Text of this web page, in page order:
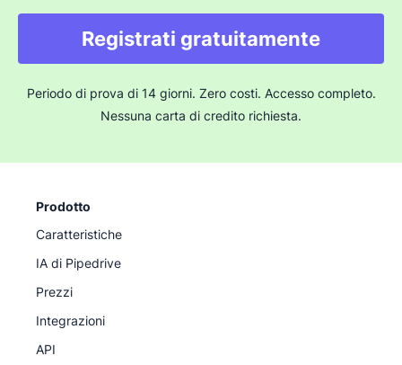
Registrati gratuitamente
Periodo di prova di 14 giorni. Zero costi. Accesso completo.
Nessuna carta di credito richiesta.
Prodotto
Caratteristiche
IA di Pipedrive
Prezzi
Integrazioni
API